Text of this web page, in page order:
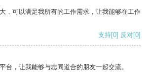
，可以满足我所有的工作需求，让我能够在工作
支持[0] 反对[0]
台，让我能够与志同道合的朋友一起交流。